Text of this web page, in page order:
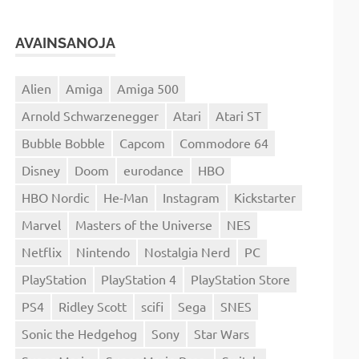
AVAINSANOJA
Alien Amiga
Amiga 500
Arnold Schwarzenegger
Atari
Atari ST
Bubble Bobble
Capcom
Commodore 64
Disney
Doom eurodance
HBO
HBO Nordic
He-Man Instagram
Kickstarter
Marvel
Masters of the Universe
NES
Netflix
Nintendo Nostalgia Nerd
PC
PlayStation
PlayStation 4
PlayStation Store
PS4
Ridley Scott scifi Sega
SNES
Sonic the Hedgehog
Sony
Star Wars